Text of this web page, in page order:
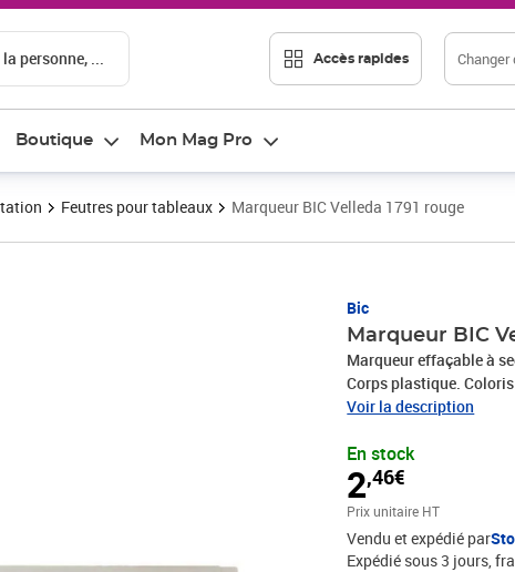
personne, ... Accès rapides Changer
Boutique Mon Mag Pro
Feutres pour tableaux Marqueur BIC Velleda 1791 rouge
Bic
Marqueur BIC
Marqueur effaçable à
Corps plastique.
Voir la description
En stock
2,46€
Prix 2,46€
Prix unitaire HT
Vendu et expédié par
Expédié sous 3 jours,